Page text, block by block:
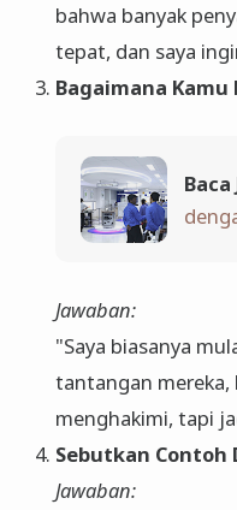
bahwa banyak
tepat, dan saya
Bagaimana
Baca
Jawaban:
"Saya biasanya
tantangan mereka,
menghakimi, tapi
Sebutkan Contoh
Jawaban: